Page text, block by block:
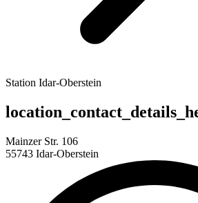
Station Idar-Oberstein
Mainzer Str. 106
55743 Idar-Oberstein